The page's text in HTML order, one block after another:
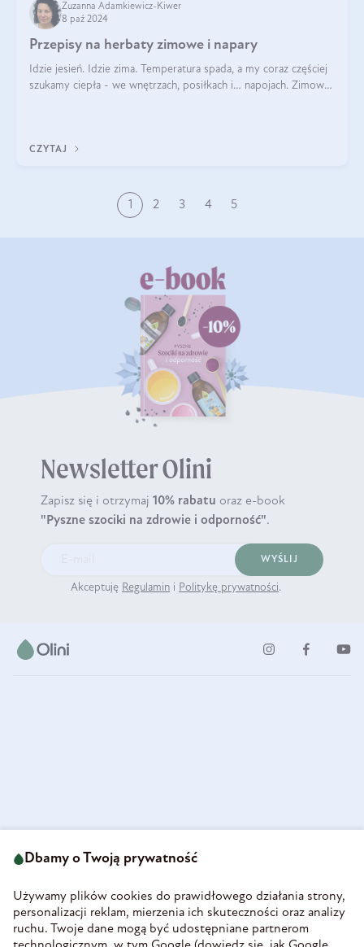
Zuzanna Adamkiewicz-Kiwer
8 paź 2024
Przepisy na herbaty zimowe i napary
Idzie jesień. Idzie zima. Temperatura spada, a my coraz częściej
szukamy ciepła - we wnętrzach, posiłkach i… napojach. Zimowe
CZYTAJ
1 2 3 4 5
Newsletter Olini
Zapisz się i otrzymaj 10% rabatu oraz e-book
"Pyszne szociki na zdrowie i odporność".
WYŚLIJ
Akceptuję Regulamin i Politykę prywatności.
58-160 Świebodzice
REGON 890213034
INFORMACJE
Dbamy o Twoją prywatność
Używamy plików cookies do prawidłowego działania strony,
personalizacji reklam, mierzenia ich skuteczności oraz analizy
ruchu. Twoje dane mogą być udostępniane partnerom